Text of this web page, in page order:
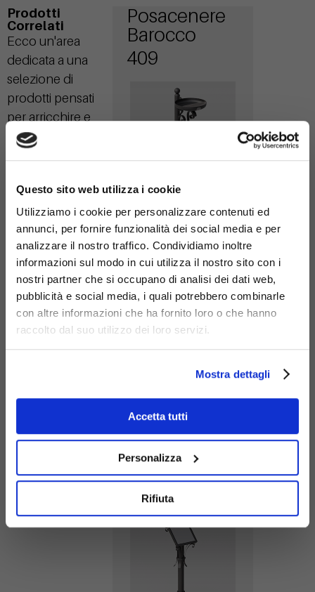
Questo sito web utilizza i cookie
Utilizziamo i cookie per personalizzare contenuti ed
annunci, per fornire funzionalità dei social media e per
analizzare il nostro traffico. Condividiamo inoltre
informazioni sul modo in cui utilizza il nostro sito con i
nostri partner che si occupano di analisi dei dati web,
pubblicità e social media, i quali potrebbero combinarle
con altre informazioni che ha fornito loro o che hanno
raccolto dal suo utilizzo dei loro servizi.
Mostra dettagli
Accetta tutti
Personalizza
Rifiuta
Prodotti
Correlati
Ecco un'area
dedicata a una
selezione di
prodotti pensati
per arricchire e
completare la tua
Posacenere
Barocco
409
Cestone
Barocco
291
Leggio
Barocco
254